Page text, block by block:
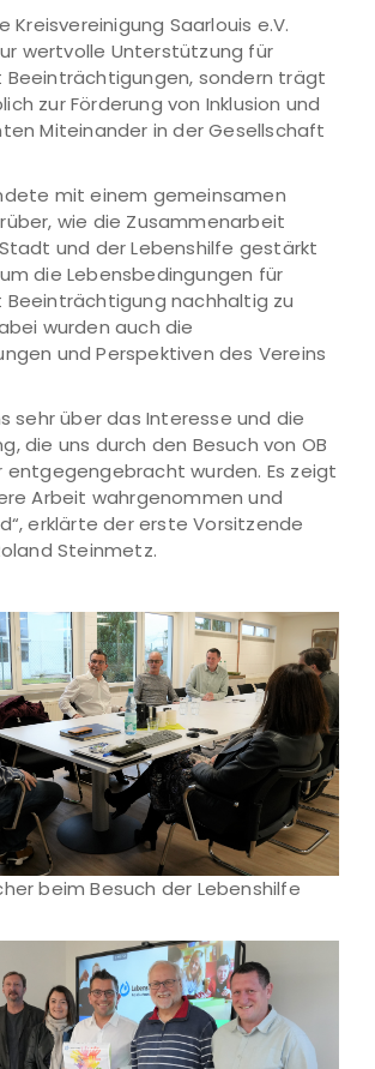
Kreisvereinigung Saarlouis e.V.
wertvolle Unterstützung für
Beeinträchtigungen, sondern trägt
zur Förderung von Inklusion und
Miteinander in der Gesellschaft
mit einem gemeinsamen
wie die Zusammenarbeit
und der Lebenshilfe gestärkt
die Lebensbedingungen für
Beeinträchtigung nachhaltig zu
wurden auch die
und Perspektiven des Vereins
sehr über das Interesse und die
die uns durch den Besuch von OB
entgegengebracht wurden. Es zeigt
Arbeit wahrgenommen und
erklärte der erste Vorsitzende
Steinmetz.
beim Besuch der Lebenshilfe